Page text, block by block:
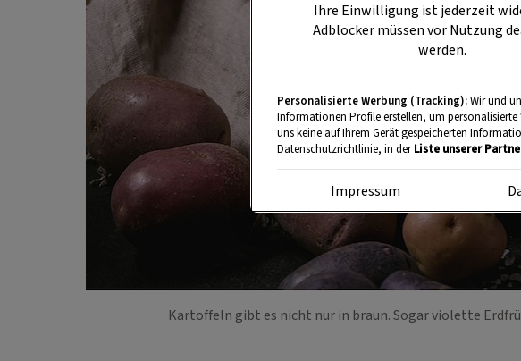
Kartoffeln gibt es nicht nur in braun. Sogar violette
Ihre Einwilligung ist jederzeit
Adblocker müssen vor Nutzung
werden.
Personalisierte Werbung (Tracking):Wir und
Informationen Profile erstellen, um personalisierte
uns keine auf Ihrem Gerät gespeicherten
Datenschutzrichtlinie, in derListe unserer
Impressum